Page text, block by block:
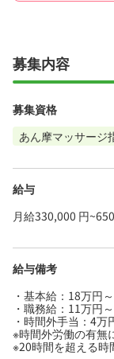
募集内容
募集資格
あん摩マッサージ
給与
月給330,000 円
給与備考
・基本給：18万円～
・職務給：11万円～
・時間外手当：4万
※時間外労働の有無
※20時間を超える時